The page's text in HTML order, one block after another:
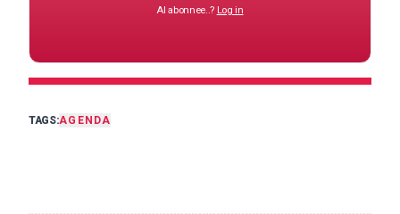
Al abonnee..? Log in
TAGS:AGENDA